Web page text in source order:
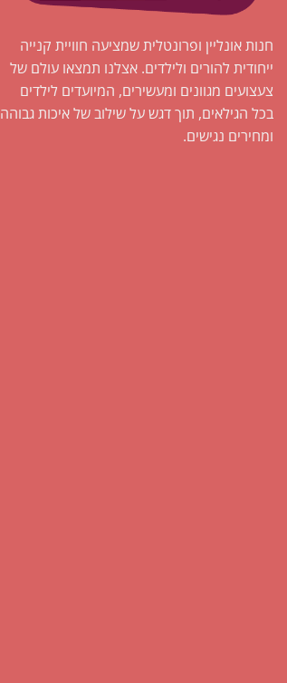
חנות אונליין ופרונטלית שמציעה חוויית קנייה
ייחודית להורים ולילדים. אצלנו תמצאו עולם של
צעצועים מגוונים ומעשירים, המיועדים לילדים
בכל הגילאים, תוך דגש על שילוב של איכות גבוהה
ומחירים נגישים.